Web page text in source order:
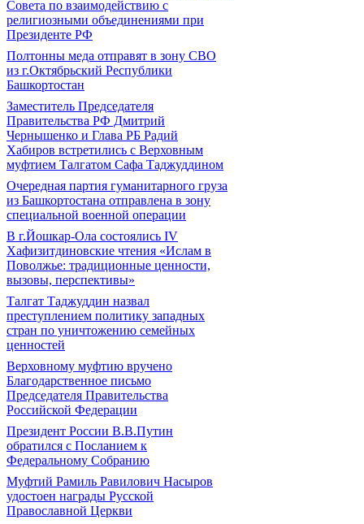
Совета по взаимодействию с
религиозными объединениями при
Президенте РФ
Полтонны меда отправят в зону СВО
из г.Октябрьский Республики
Башкортостан
Заместитель Председателя
Правительства РФ Дмитрий
Чернышенко и Глава РБ Радий
Хабиров встретились с Верховным
муфтием Талгатом Сафа Таджуддином
Очередная партия гуманитарного груза
из Башкортостана отправлена в зону
специальной военной операции
В г.Йошкар-Ола состоялись IV
Хафизитдиновские чтения «Ислам в
Поволжье: традиционные ценности,
вызовы, перспективы»
Талгат Таджуддин назвал
преступлением политику западных
стран по уничтожению семейных
ценностей
Верховному муфтию вручено
Благодарственное письмо
Председателя Правительства
Российской Федерации
Президент России В.В.Путин
обратился с Посланием к
Федеральному Собранию
Муфтий Рамиль Равилович Насыров
удостоен награды Русской
Православной Церкви